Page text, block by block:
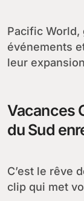
Pacific World, global DMC, la gestion des
événements
leur
Vacances
du Sud
C’est le rêve de toute autorité du tourisme … un
clip qui met